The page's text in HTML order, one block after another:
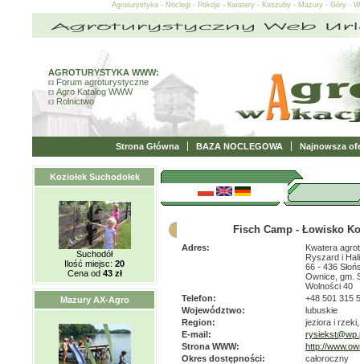
Agroturystyka - Noclegi - Pokoje - Kwatery - Kaszuby - Mazury - Góry -
AGROTURYSTYKA WWW:
Forum agroturystyczne
Agro Katalog WWW
Rolnictwo
Strona Główna BAZA NOCLEGOWA Najnowsza
Koziołek Suchodołek
Suchodół
Ilość miejsc: 20
Cena od 43 zł
Mazury AX-Agro
Fisch Camp - Łowisko
Adres:
Kwatera
Ryszard i
66 - 436
Ownice, gm.
Wolności 40
Telefon:
+48 501 315
Województwo:
lubuskie
Region:
jeziora i
E-mail:
Strona WWW:
http://
Okres dostępności:
całoroczny